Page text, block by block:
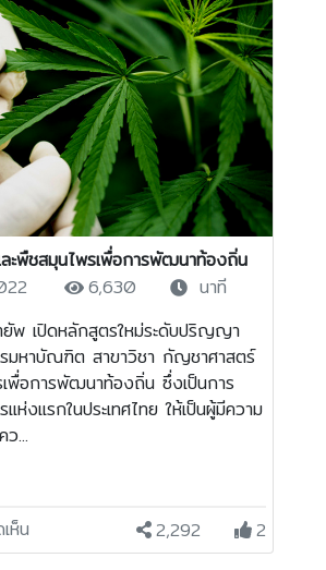
ะพืชสมุนไพรเพื่อการพัฒนาท้องถิ่น
6,630
นาที
ยัพ เปิดหลักสูตรใหม่ระดับปริญญา
มหาบัณฑิต สาขาวิชา กัญชาศาสตร์
พื่อการพัฒนาท้องถิ่น ซึ่งเป็นการ
แห่งแรกในประเทศไทย ให้เป็นผู้มีความ
ว...
ห็น 2,292 2